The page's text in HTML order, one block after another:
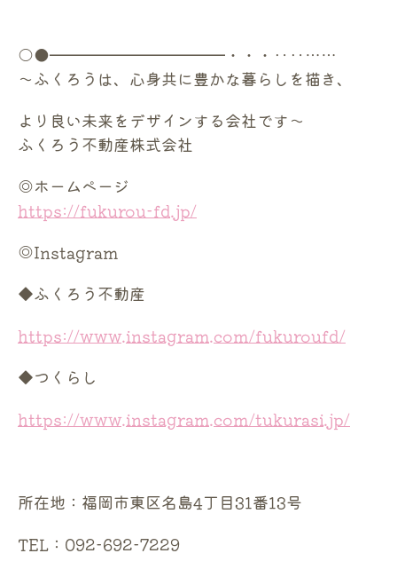
○●━━━━━━━━━━━・・・‥‥……
〜ふくろうは、心身共に豊かな暮らしを描き、
より良い未来をデザインする会社です〜
ふくろう不動産株式会社
◎ホームページ
https://fukurou-fd.jp/
◎Instagram
◆ふくろう不動産
https://www.instagram.com/fukuroufd/
◆つくらし
https://www.instagram.com/tukurasi.jp/
所在地：福岡市東区名島4丁目31番13号
TEL：092-692-7229